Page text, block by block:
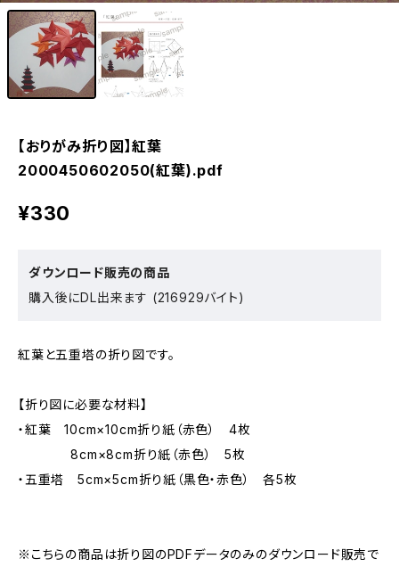
【おりがみ折り図】紅葉
2000450602050(紅葉).pdf
¥330
ダウンロード販売の商品
購入後にDL出来ます (216929バイト)
紅葉と五重塔の折り図です。
【折り図に必要な材料】
・紅葉 10cm×10cm折り紙（赤色） 4枚
8cm×8cm折り紙（赤色） 5枚
・五重塔 5cm×5cm折り紙（黒色・赤色） 各5枚
※こちらの商品は折り図のPDFデータのみのダウンロード販売で